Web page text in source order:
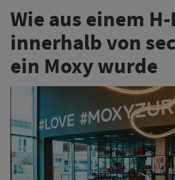
Wie aus einem
innerhalb von
ein Moxy wurde